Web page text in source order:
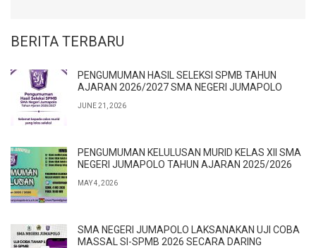
BERITA TERBARU
PENGUMUMAN HASIL SELEKSI SPMB TAHUN
AJARAN 2026/2027 SMA NEGERI JUMAPOLO
JUNE 21, 2026
PENGUMUMAN KELULUSAN MURID KELAS XII SMA
NEGERI JUMAPOLO TAHUN AJARAN 2025/2026
MAY 4, 2026
SMA NEGERI JUMAPOLO LAKSANAKAN UJI COBA
MASSAL SI-SPMB 2026 SECARA DARING